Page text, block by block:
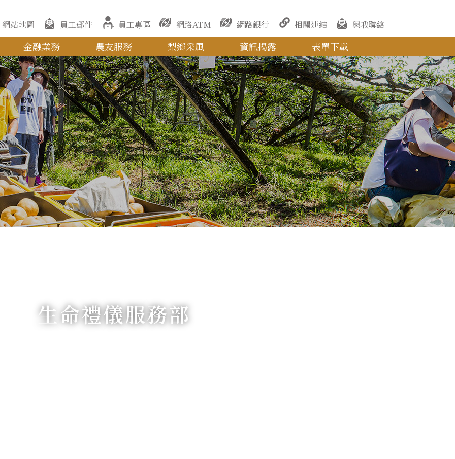
金融業務 農友服務 梨鄉采風 資訊揭露 表單下載
網站地圖 員工郵件 員工專區 網路ATM 網路銀行 相關連結 與我聯絡
生命禮儀服務部